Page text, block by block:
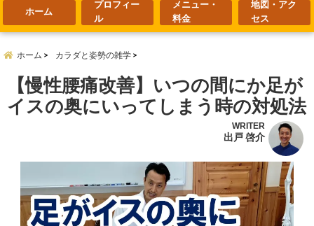
ホーム
プロフィー
ル
メニュー・
料金
地図・アク
セス
ホーム カラダと姿勢の雑学
【慢性腰痛改善】いつの間にか足が
イスの奥にいってしまう時の対処法
WRITER
出戸 啓介